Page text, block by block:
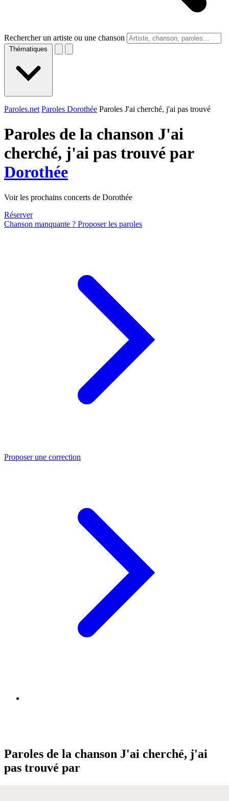
Rechercher un artiste ou une chanson
Thématiques
Paroles.net Paroles Dorothée Paroles J'ai cherché, j'ai pas trouvé
Paroles de la chanson J'ai
cherché, j'ai pas trouvé par
Dorothée
Voir les prochains concerts de Dorothée
Réserver
Chanson manquante ? Proposer les paroles
Proposer une correction
Paroles de la chanson J'ai cherché, j'ai
pas trouvé par